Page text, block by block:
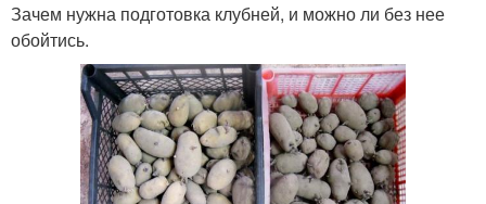
Зачем нужна подготовка клубней, и можно ли без нее
обойтись.